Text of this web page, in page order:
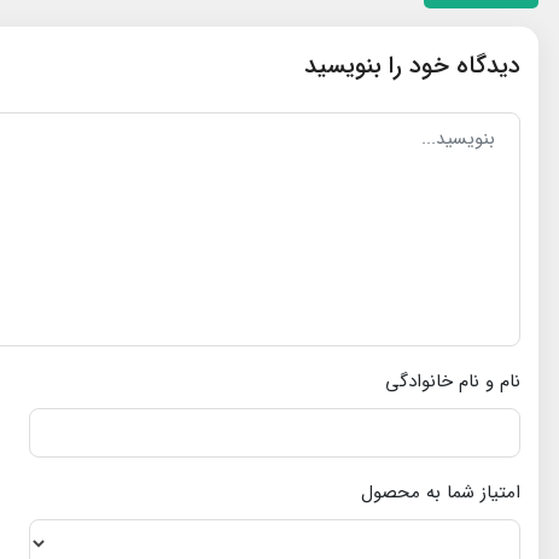
دیدگاه خود را بنویسید
نام و نام خانوادگی
امتیاز شما به محصول